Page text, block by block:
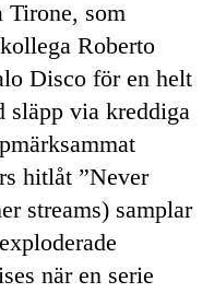
Tirone, som
Roberto
Disco för en helt
släpp via kreddiga
hitlåt ”Never
streams) samplar
när en serie